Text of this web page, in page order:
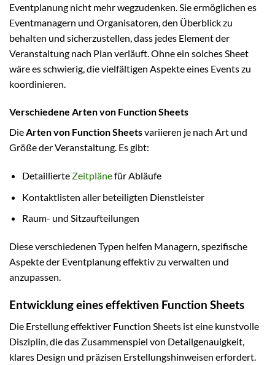
Eventplanung nicht mehr wegzudenken. Sie ermöglichen es
Eventmanagern und Organisatoren, den Überblick zu
behalten und sicherzustellen, dass jedes Element der
Veranstaltung nach Plan verläuft. Ohne ein solches Sheet
wäre es schwierig, die vielfältigen Aspekte eines Events zu
koordinieren.
Verschiedene Arten von Function Sheets
DieArten von Function Sheetsvariieren je nach Art und
Größe der Veranstaltung. Es gibt:
Detaillierte Zeitplänefür Abläufe
Kontaktlisten aller beteiligten Dienstleister
Raum- und Sitzaufteilungen
Diese verschiedenen Typen helfen Managern, spezifische
Aspekte der Eventplanung effektiv zu verwalten und
anzupassen.
Entwicklung eines effektiven Function Sheets
Die Erstellung effektiver Function Sheets ist eine kunstvolle
Disziplin, die das Zusammenspiel von Detailgenauigkeit,
klares Design und präzisen Erstellungshinweisen erfordert.